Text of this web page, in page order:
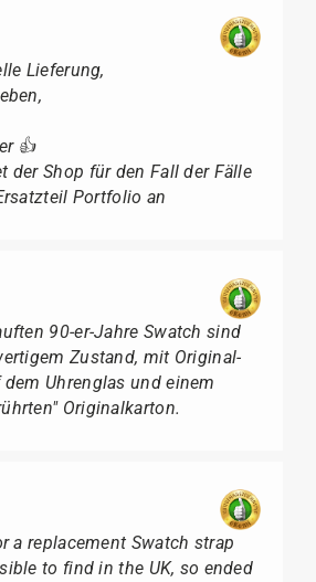
Lieferung,
👍
der Shop für den Fall der Fälle
Portfolio an
90-er-Jahre Swatch sind
Zustand, mit Original-
Uhrenglas und einem
Originalkarton.
a replacement Swatch strap
to find in the UK, so ended